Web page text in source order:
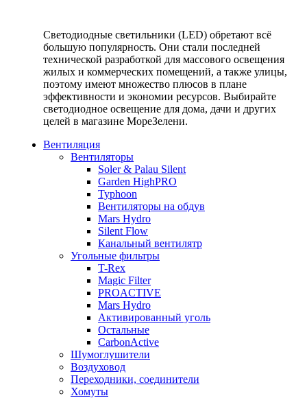
Светодиодные светильники (LED) обретают всё
большую популярность. Они стали последней
технической разработкой для массового освещения
жилых и коммерческих помещений, а также улицы,
поэтому имеют множество плюсов в плане
эффективности и экономии ресурсов. Выбирайте
светодиодное освещение для дома, дачи и других
целей в магазине МореЗелени.
Вентиляция
Вентиляторы
Soler & Palau Silent
Garden HighPRO
Typhoon
Вентиляторы на обдув
Mars Hydro
Silent Flow
Канальный вентилятр
Угольные фильтры
T-Rex
Magic Filter
PROACTIVE
Mars Hydro
Активированный уголь
Остальные
CarbonActive
Шумоглушители
Воздуховод
Переходники, соединители
Хомуты